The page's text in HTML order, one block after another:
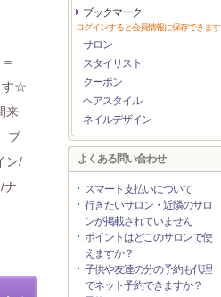
す☆
来
ブ
ン/
ナ
ブックマーク
ログインすると会員情報に保存できます
サロン
スタイリスト
クーポン
ヘアスタイル
ネイルデザイン
よくある問い合わせ
スマート支払いについて
行きたいサロン・近隣のサロ
ンが掲載されていません
ポイントはどこのサロンで使
えますか？
子供や友達の分の予約も代理
でネット予約できますか？